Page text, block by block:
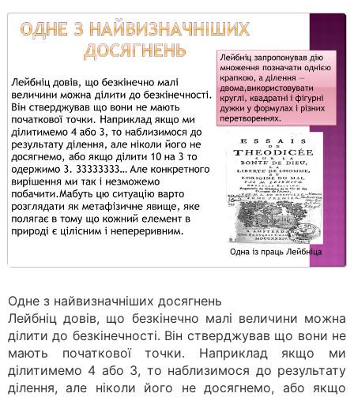
Одне з найвизначніших досягнень
Лейбніц довів, що безкінечно малі величини можна
ділити до безкінечності. Він стверджував що вони не
мають початкової точки. Наприклад якщо ми
ділитимемо 4 або 3, то наблизимося до результату
ділення, але ніколи його не досягнемо, або якщо